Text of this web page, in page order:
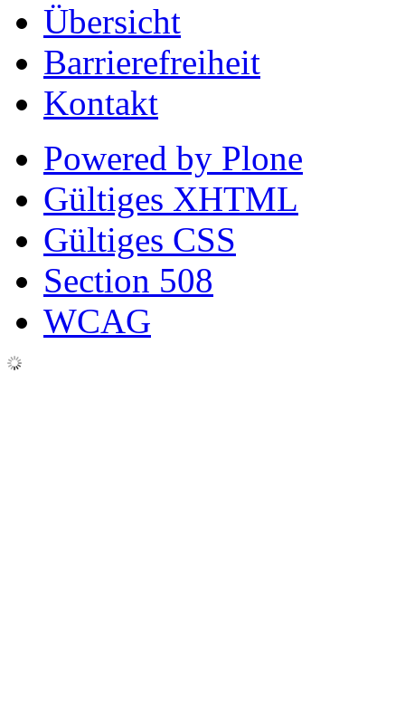
Übersicht
Barrierefreiheit
Kontakt
Powered by Plone
Gültiges XHTML
Gültiges CSS
Section 508
WCAG